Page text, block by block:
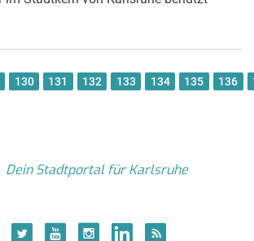
130 131 132 133 134 135 136
Dein Stadtportal für Karlsruhe